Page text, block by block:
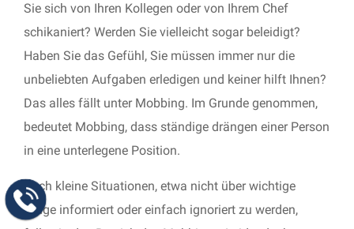
Sie sich von Ihren Kollegen oder von Ihrem Chef
schikaniert? Werden Sie vielleicht sogar beleidigt?
Haben Sie das Gefühl, Sie müssen immer nur die
unbeliebten Aufgaben erledigen und keiner hilft Ihnen?
Das alles fällt unter Mobbing. Im Grunde genommen,
bedeutet Mobbing, dass ständige drängen einer Person
in eine unterlegene Position.
Auch kleine Situationen, etwa nicht über wichtige
Dinge informiert oder einfach ignoriert zu werden,